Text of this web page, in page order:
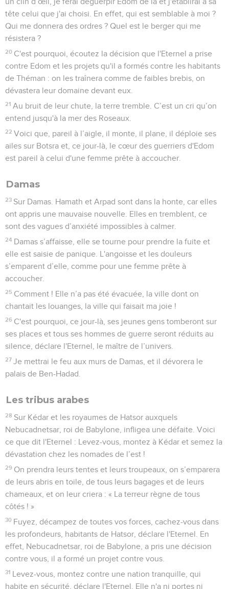
17 Israël est une brebis perdue que les lions ont pourchassée.
Le premier à la dévorer a été le roi d'Assyrie, et le dernier à
lui briser les os a été Nebucadnetsar, le roi de Babylone.
l’univers, le Dieu d'Israël : Je vais intervenir contre le roi de
Babylone et son pays, tout comme je suis intervenu contre le
roi d'Assyrie.
Carmel et en Basan et il se rassasiera dans la région
montagneuse d'Ephraïm et en Galaad.
Durant ces jours-là, à ce moment-là, déclare l'Eternel, on
cherchera la faute d'Israël et elle aura disparu, on cherchera
le péché de Juda et on ne le trouvera plus, car je
21 Monte contre le pays de Merataïm et contre les habitants
de Peqod ! Massacre, voue à la destruction ce qui reste
derrière eux, déclare l'Eternel, fais tout ce que je t’ai
ordonné !
22 Des cris de guerre retentissent dans le pays. Le désastre
est grand.
23 Comment ! Il est brisé, mis en pièces, le marteau de toute
la terre ! Comment ! Babylone n’est plus qu’un sujet de
consternation parmi les nations !
24 Je t'ai tendu un piège et tu as été prise, Babylone, sans
même que tu t’en aperçoives. Tu as été découverte et on
s’est emparé de toi parce que c’est à l'Eternel que tu t’es
attaquée.
25 L'Eternel a ouvert son arsenal et en a tiré les armes de sa
colère. Oui, c'est une œuvre du Seigneur, de l'Eternel, le
26 Venez de partout contre Babylone, ouvrez ses greniers,
entassez-la comme on entasse des tas de gerbes et vouez-la
à la destruction ! Qu'il ne reste plus rien d'elle !
27 Massacrez tous ses taureaux, qu’ils descendent à
l’abattoir ! Malheur à eux, car leur jour est arrivé, c’est le
moment pour moi d’intervenir contre eux.
28 Les cris des fuyards, des rescapés de la région de
Babylone, viennent annoncer dans Sion la vengeance de
l'Eternel, notre Dieu, la vengeance de son temple.
29 Mobilisez des archers contre Babylone ! Vous tous qui
maniez l'arc, campez autour d'elle ! Qu’il n’y ait aucun
rescapé ! Traitez-la conformément à ses actes, rendez-lui
exactement la pareille ! En effet, elle a fait preuve
d’arrogance envers l'Eternel, envers le Saint d'Israël.
30 Voilà pourquoi ses jeunes gens tomberont sur ses places